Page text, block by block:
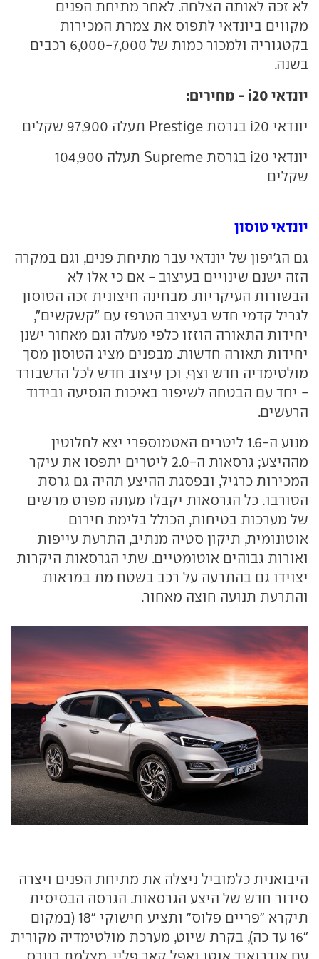
לא זכה לאותה הצלחה. לאחר מתיחת הפנים
מקווים ביונדאי לתפוס את צמרת המכירות
בקטגוריה ולמכור כמות של 6,000-7,000 רכבים
בשנה.
יונדאי i20 - מחירים:
יונדאי i20 בגרסת Prestige תעלה 97,900 שקלים
יונדאי i20 בגרסת Supreme תעלה 104,900
שקלים
יונדאי טוסון
גם הג'יפון של יונדאי עבר מתיחת פנים, וגם במקרה
הזה ישנם שינויים בעיצוב - אם כי אלו לא
הבשורות העיקריות. מבחינה חיצונית זכה הטוסון
לגריל קדמי חדש בעיצוב הטרפז עם "קשקשים",
יחידות התאורה הוזזו כלפי מעלה וגם מאחור ישנן
יחידות תאורה חדשות. מבפנים מציג הטוסון מסך
מולטימדיה חדש וצף, וכן עיצוב חדש לכל הדשבורד
- יחד עם הבטחה לשיפור באיכות הנסיעה ובידוד
הרעשים.
מנוע ה-1.6 ליטרים האטמוספרי יצא לחלוטין
מההיצע; גרסאות ה-2.0 ליטרים יתפסו את עיקר
המכירות כרגיל, ובפסגת ההיצע תהיה גם גרסת
הטורבו. כל הגרסאות יקבלו מעתה מפרט מרשים
של מערכות בטיחות, הכולל בלימת חירום
אוטונומית, תיקון סטיה מנתיב, התרעת עייפות
ואורות גבוהים אוטומטיים. שתי הגרסאות היקרות
יצוידו גם בהתרעה על רכב בשטח מת במראות
והתרעת תנועה חוצה מאחור.
היבואנית כלמוביל ניצלה את מתיחת הפנים ויצרה
סידור חדש של היצע הגרסאות. הגרסה הבסיסית
תיקרא "פריים פלוס" ותציע חישוקי "18 (במקום
"16 עד כה), בקרת שיוט, מערכת מולטימדיה מקורית